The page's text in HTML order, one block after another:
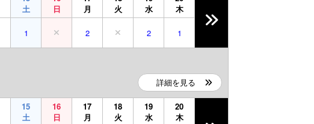
土
日
月
火
水
木
1 2 2 1
詳細を見る
15
土
16
日
17
月
18
火
19
水
20
木